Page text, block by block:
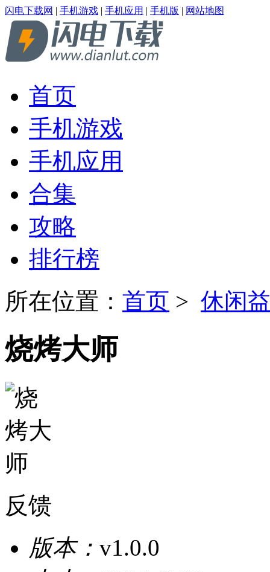
闪电下载网 | 手机游戏 | 手机应用 | 手机版 | 网站地图
首页
手机游戏
手机应用
合集
攻略
排行榜
所在位置： 首页 > 休闲
烧烤大师
反馈
版本： v1.0.0